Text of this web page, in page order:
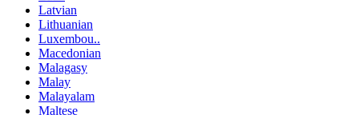
Latvian
Lithuanian
Luxembou..
Macedonian
Malagasy
Malay
Malayalam
Maltese